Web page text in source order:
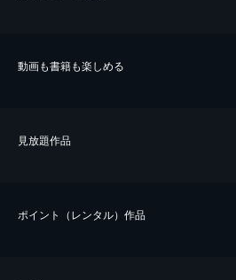
動画も書籍も楽しめる
⾒放題作品
ポイント（レンタル）作品